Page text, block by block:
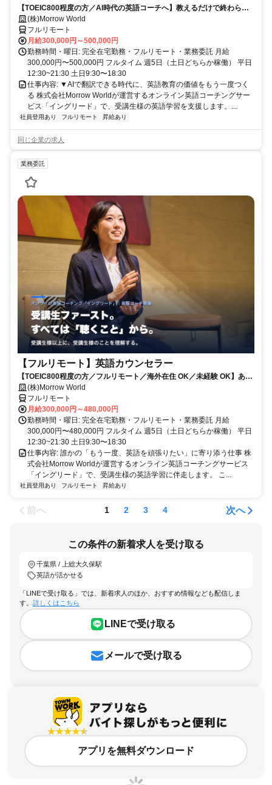
【TOEIC800程度の方／AI時代の英語コーチへ】教えるだけで終わらな
い。受講生の学習習慣と“自分の言葉で伝える力”を育てるお仕事です
(株)Morrow World
フルリモート
月給300,000円～500,000円
勤務時間・曜日: 完全在宅勤務・フルリモート・業務委託 月給
300,000円〜500,000円 フルタイム 週5日（土日どちらか稼働） 平日
12:30~21:30 土日9:30〜18:30
仕事内容: ▼AIで翻訳できる時代に、英語教育の価値をもう一度つく
る 株式会社Morrow Worldが運営するオンライン英語コーチングサー
ビス「イングリード」で、受講生様の英語学習を支援します。...
社員登用あり フルリモート 昇給あり
同じ企業の求人
業務委託
【フルリモート】英語カウンセラー
【TOEIC800程度の方／フルリモート／海外在住 OK／未経験 OK】あな
たが英語学習で経験した失敗も成功も。すべてが、受講生の人生を変え
るお仕事です。
(株)Morrow World
フルリモート
月給300,000円～480,000円
勤務時間・曜日: 完全在宅勤務・フルリモート・業務委託 月給
300,000円〜480,000円 フルタイム 週5日（土日どちらか稼働） 平日
12:30~21:30 土日9:30〜18:30
仕事内容: 誰かの「もう一度、英語を頑張りたい」に寄り添う仕事 株
式会社Morrow Worldが運営するオンライン英語コーチングサービス
「イングリード」で、受講生様の英語学習に伴走します。 こ...
社員登用あり フルリモート 昇給あり
前へ 1 2 3 4 次へ
この条件の新着求人を受け取る
千葉県 / 上総大久保駅
英語が活かせる
「LINEで受け取る」では、新着求人のほか、おすすめ情報なども配信しま
す。 詳しくはこちら
LINEで受け取る
メールで受け取る
アプリを無料ダウンロード